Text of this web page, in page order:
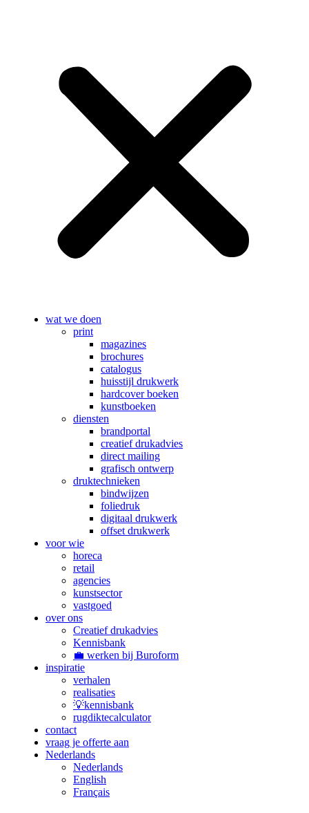
wat we doen
print
magazines
brochures
catalogus
huisstijl drukwerk
hardcover boeken
kunstboeken
diensten
brandportal
creatief drukadvies
direct mailing
grafisch ontwerp
druktechnieken
bindwijzen
foliedruk
digitaal drukwerk
offset drukwerk
voor wie
horeca
retail
agencies
kunstsector
vastgoed
over ons
Creatief drukadvies
Kennisbank
💼 werken bij Buroform
inspiratie
verhalen
realisaties
💡kennisbank
rugdiktecalculator
contact
vraag je offerte aan
Nederlands
Nederlands
English
Français